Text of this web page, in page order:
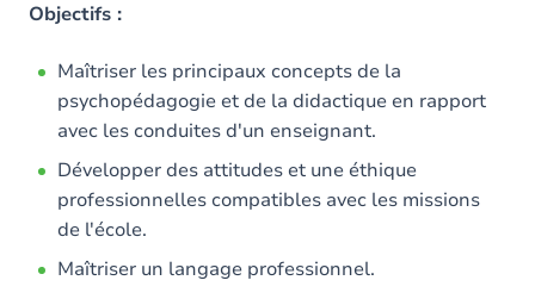
Objectifs :
Maîtriser les principaux concepts de la
psychopédagogie et de la didactique en rapport
avec les conduites d'un enseignant.
Développer des attitudes et une éthique
professionnelles compatibles avec les missions
de l'école.
Maîtriser un langage professionnel.